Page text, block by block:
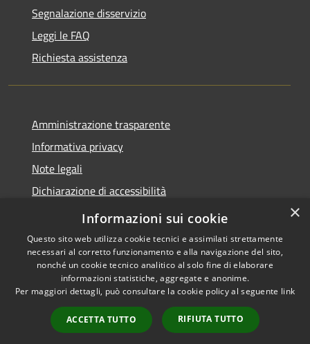
Segnalazione disservizio
Leggi le FAQ
Richiesta assistenza
Amministrazione trasparente
Informativa privacy
Note legali
Dichiarazione di accessibilità
Obiettivi accessibilità 2024
Accessibilità
Copyright © 2026 • Comune di
Casaprota • Powered by
Municipium•
Accesso
redazione
×
Informazioni sui cookie
Questo sito web utilizza cookie tecnici e assimilati strettamente
necessari al corretto funzionamento e alla navigazione del sito,
nonché un cookie tecnico analitico al solo fine di elaborare
informazioni statistiche, aggregate e anonime.
Per maggiori dettagli, può consultare la cookie policy al seguente link
ACCETTA TUTTO RIFIUTA TUTTO